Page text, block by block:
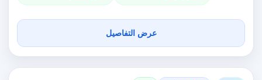
عرض التفاصيل